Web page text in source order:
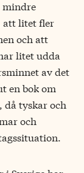
mindre
att litet fler
och att
litet udda
av det
en bok om
då tyskar och
och